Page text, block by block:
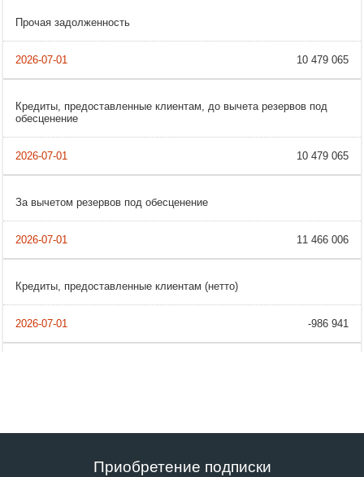
Прочая задолженность
10 479 065
Кредиты, предоставленные клиентам, до вычета резервов под
обесценение
10 479 065
За вычетом резервов под обесценение
11 466 006
Кредиты, предоставленные клиентам (нетто)
-986 941
Приобретение подписки